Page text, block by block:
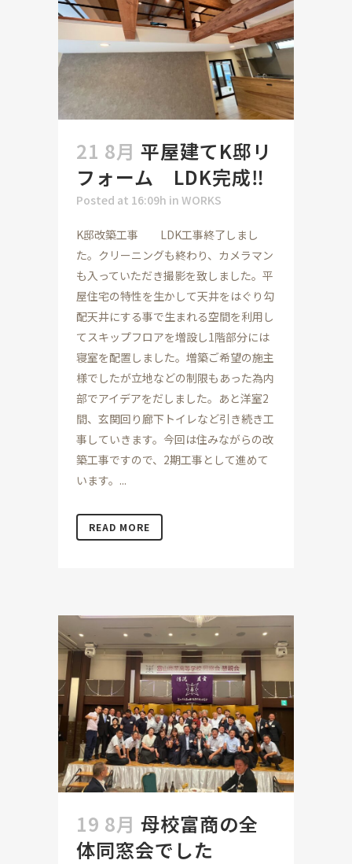
21 8月 平屋建てK邸リ
フォーム LDK完成‼
Posted at 16:09h in WORKS
K邸改築工事 LDK工事終了しまし
た。クリーニングも終わり、カメラマン
も入っていただき撮影を致しました。平
屋住宅の特性を生かして天井をはぐり勾
配天井にする事で生まれる空間を利用し
てスキップフロアを増設し1階部分には
寝室を配置しました。増築ご希望の施主
様でしたが立地などの制限もあった為内
部でアイデアをだしました。あと洋室2
間、玄関回り廊下トイレなど引き続き工
事していきます。今回は住みながらの改
築工事ですので、2期工事として進めて
います。...
READ MORE
19 8月 母校富商の全
体同窓会でした